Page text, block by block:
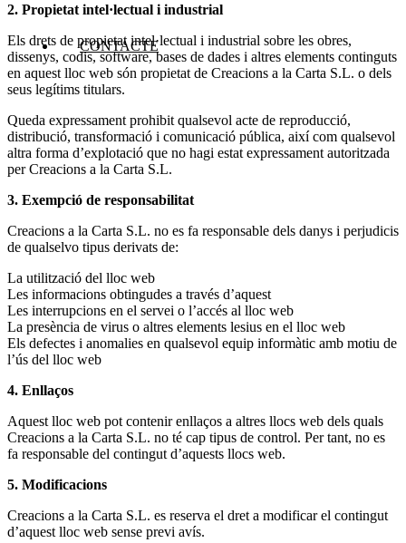
CONTACTE
2. Propietat intel·lectual i industrial
Els drets de propietat intel·lectual i industrial sobre les obres,
dissenys, codis, software, bases de dades i altres elements continguts
en aquest lloc web són propietat de Creacions a la Carta S.L. o dels
seus legítims titulars.
Queda expressament prohibit qualsevol acte de reproducció,
distribució, transformació i comunicació pública, així com qualsevol
altra forma d’explotació que no hagi estat expressament autoritzada
per Creacions a la Carta S.L.
3. Exempció de responsabilitat
Creacions a la Carta S.L. no es fa responsable dels danys i perjudicis
de qualselvo tipus derivats de:
La utilització del lloc web
Les informacions obtingudes a través d’aquest
Les interrupcions en el servei o l’accés al lloc web
La presència de virus o altres elements lesius en el lloc web
Els defectes i anomalies en qualsevol equip informàtic amb motiu de
l’ús del lloc web
4. Enllaços
Aquest lloc web pot contenir enllaços a altres llocs web dels quals
Creacions a la Carta S.L. no té cap tipus de control. Per tant, no es
fa responsable del contingut d’aquests llocs web.
5. Modificacions
Creacions a la Carta S.L. es reserva el dret a modificar el contingut
d’aquest lloc web sense previ avís.